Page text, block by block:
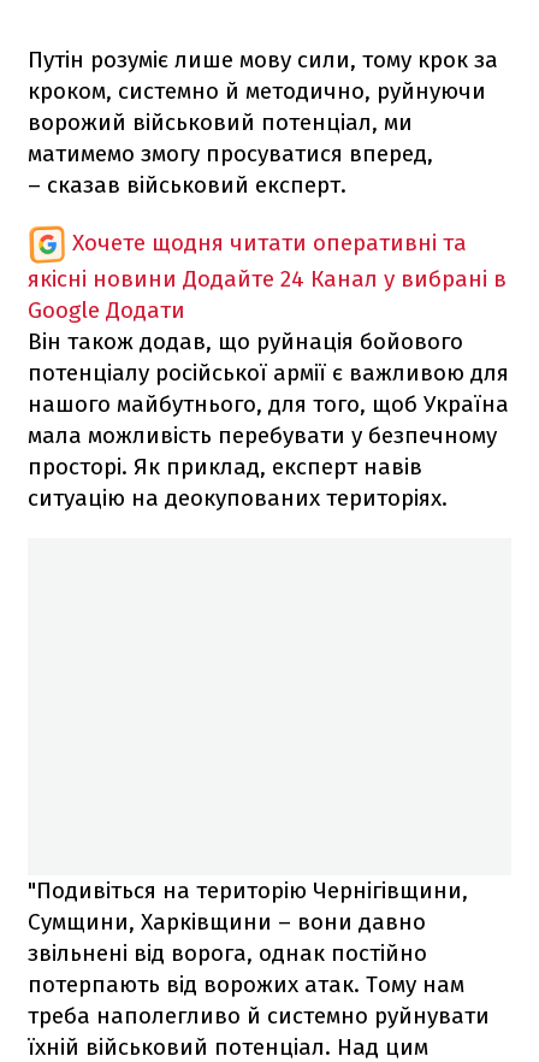
Путін розуміє лише мову сили, тому крок за
кроком, системно й методично, руйнуючи
ворожий військовий потенціал, ми
матимемо змогу просуватися вперед,
– сказав військовий експерт.
Хочете щодня читати оперативні та
якісні новини Додайте 24 Канал у вибрані в
Google Додати
Він також додав, що руйнація бойового
потенціалу російської армії є важливою для
нашого майбутнього, для того, щоб Україна
мала можливість перебувати у безпечному
просторі. Як приклад, експерт навів
ситуацію на деокупованих територіях.
"Подивіться на територію Чернігівщини,
Сумщини, Харківщини – вони давно
звільнені від ворога, однак постійно
потерпають від ворожих атак. Тому нам
треба наполегливо й системно руйнувати
їхній військовий потенціал. Над цим